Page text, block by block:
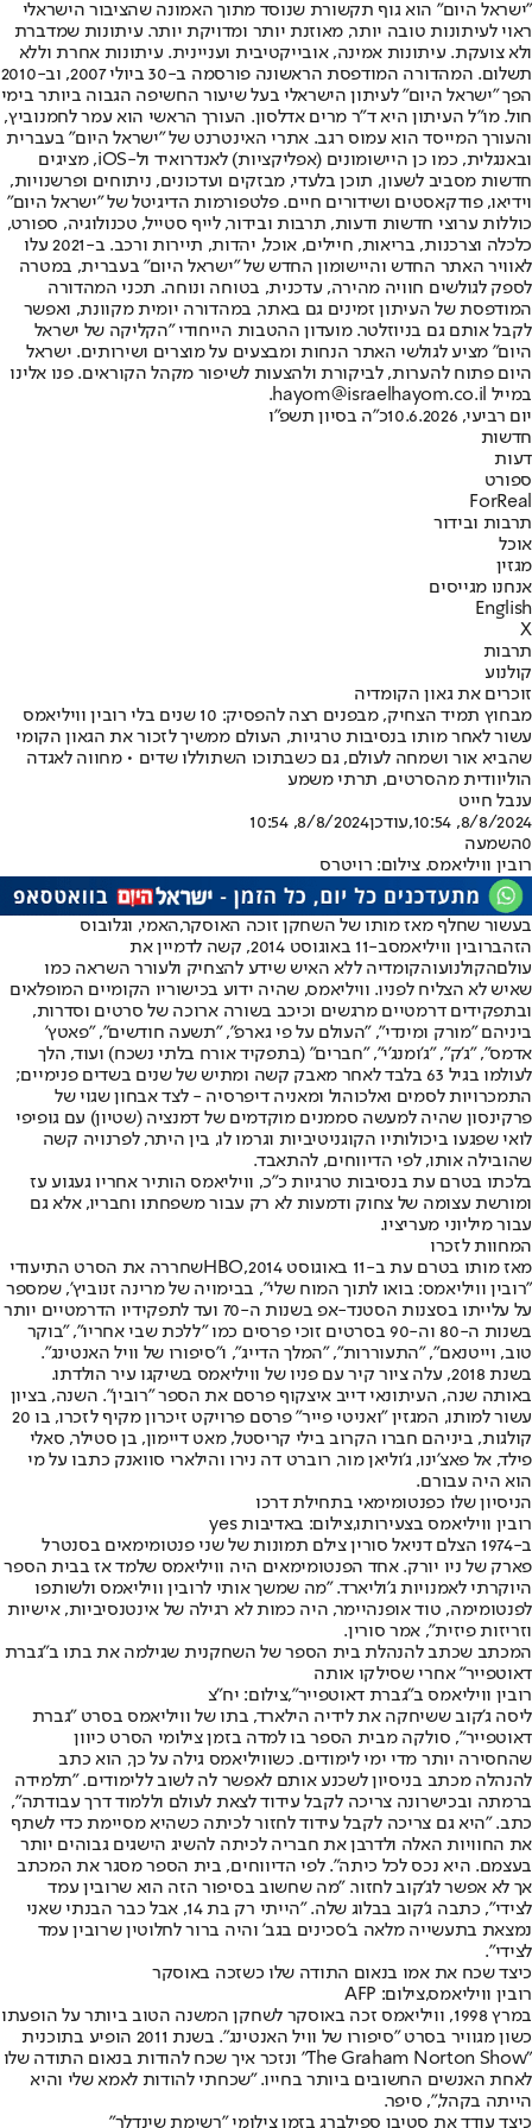
"ישראל היום" הוא גוף תקשורת שנוסד מתוך האמונה שהציבור הישראלי
ראוי לעיתונות טובה יותר, מאוזנת יותר ומדויקת יותר. עיתונות שמדברת
ולא צועקת. עיתונות אמינה, אובייקטיבית ועניינית. עיתונות אחרת וללא
תשלום. המהדורה המודפסת הראשונה פורסמה ב-30 ביולי 2007, וב-2010
הפך "ישראל היום" לעיתון הישראלי בעל שיעור החשיפה הגבוה ביותר בימי
חול. מו"ל העיתון היא ד"ר מרים אדלסון. העורך הראשי הוא עמר לחמנוביץ,
והעורך המייסד הוא עמוס רגב. אתרי האינטרנט של "ישראל היום" בעברית
ובאנגלית, כמו כן היישומונים (אפליקציות) לאנדרואיד ול-iOS, מציגים
חדשות מסביב לשעון, תוכן בלעדי, מבזקים ועדכונים, ניתוחים ופרשנויות,
וידיאו, פודקאסטים ושידורים חיים. פלטפורמות הדיגיטל של "ישראל היום"
כוללות ערוצי חדשות ודעות, תרבות ובידור, לייף סטייל, טכנולוגיה, ספורט,
כלכלה וצרכנות, בריאות, חיילים, אוכל, יהדות, תיירות ורכב. ב-2021 עלו
לאוויר האתר החדש והיישומון החדש של "ישראל היום" בעברית, במטרה
לספק לגולשים חוויה מהירה, עדכנית, בטוחה ונוחה. תכני המהדורה
המודפסת של העיתון זמינים גם באתר, במהדורה יומית מקוונת, ואפשר
לקבל אותם גם בניוזלטר. מועדון ההטבות הייחודי "הקליקה של ישראל
היום" מציע לגולשי האתר הנחות ומבצעים על מוצרים ושירותים. ישראל
היום פתוח להערות, לביקורת ולהצעות לשיפור מקהל הקוראים. פנו אלינו
במייל hayom@israelhayom.co.il.
יום רביעי, 10.6.2026
כ"ה בסיון תשפ"ו
חדשות
דעות
ספורט
ForReal
תרבות ובידור
אוכל
מגזין
אנחנו מגייסים
English
X
תרבות
קולנוע
זוכרים את גאון הקומדיה
מבחוץ תמיד הצחיק, מבפנים רצה להפסיק: 10 שנים בלי רובין וויליאמס
עשור לאחר מותו בנסיבות טרגיות, העולם ממשיך לזכור את הגאון הקומי
שהביא אור ושמחה לעולם, גם כשבתוכו השתוללו שדים • מחווה לאגדה
הוליוודית מהסרטים, תרתי משמע
ענבל חייט
8/8/2024, 10:54
,עודכן8/8/2024, 10:54
0השמעה
רובין וויליאמס. צילום: רויטרס
בעשור שחלף מאז מותו של השחקן זוכה האוסקר,האמי, וגלובוס
הזהברובין וויליאמס
ב-11 באוגוסט 2014, קשה לדמיין את
עולםהקולנועוהקומדיה ללא האיש שידע להצחיק ולעורר השראה כמו
שאיש לא הצליח לפניו. וויליאמס, שהיה ידוע בכישוריו הקומיים המופלאים
ובתפקידים דרמטיים מרגשים וכיכב בשורה ארוכה של סרטים וסדרות,
ביניהם "מורק ומינדי", "העולם על פי גארפ", "תשעה חודשים", "פאטץ'
אדמס", "ג'ק", "ג'ומנג'י", "חברים" (בתפקיד אורח בלתי נשכח) ועוד, הלך
לעולמו בגיל 63 בלבד לאחר מאבק קשה ומתיש של שנים בשדים פנימיים;
התמכרויות לסמים ואלכוהול ומאניה דיפרסיה - לצד אבחון שגוי של
פרקינסון שהיה למעשה סממנים מוקדמים של דמנציה (שטיון) עם גופיפי
לואי שפגעו ביכולותיו הקוגניטיביות וגרמו לו, בין היתר, לפרנויה קשה
שהובילה אותו, לפי הדיווחים, להתאבד.
בלכתו בטרם עת בנסיבות טרגיות כ"כ, וויליאמס הותיר אחריו געגוע עז
ומורשת עצומה של צחוק ודמעות לא רק עבור משפחתו וחבריו, אלא גם
עבור מיליוני מעריציו.
המחוות לזכרו
מאז מותו בטרם עת ב-11 באוגוסט 2014,
HBOשחררה את הסרט התיעודי
"רובין וויליאמס: בואו לתוך המוח שלי", בבימויה של מרינה זנוביץ', שמספר
על עלייתו בסצנות הסטנד-אפ בשנות ה-70 ועד לתפקידיו הדרמטיים יותר
בשנות ה-80 וה-90 בסרטים זוכי פרסים כמו "ללכת שבי אחריו", "בוקר
טוב, וייטנאם", "התעוררות", "המלך הדייג", ו"סיפורו של וויל האנטינג".
בשנת 2018, עלה ציור קיר עם פניו של וויליאמס בשיקגו עיר הולדתו.
באותה שנה, העיתונאי דייב איצקוף פרסם את הספר "רובין". השנה, בציון
עשור למותו, המגזין "ואניטי פייר" פרסם פרויקט זיכרון מקיף לזכרו, בו 20
קולגות, ביניהם חברו הקרוב בילי קריסטל, מאט דיימון, בן סטילר, סאלי
פילד, אל פאצ'ינו, ג'וליאן מור, רוברט דה נירו והילארי סוואנק כתבו על מי
הוא היה עבורם.
הניסיון שלו כפנטומימאי בתחילת דרכו
רובין וויליאמס בצעירותו,צילום: באדיבות yes
ב-1974 הצלם דניאל סורין צילם תמונות של שני פנטומימאים בסנטרל
פארק של ניו יורק. אחד הפנטומימאים היה וויליאמס שלמד אז בבית הספר
היוקרתי לאמנויות ג'וליארד. "מה שמשך אותי לרובין וויליאמס ולשותפו
לפנטומימה, טוד אופנהיימר, היה כמות לא רגילה של אינטנסיביות, אישיות
וזריזות פיזית", אמר סורין.
המכתב שכתב להנהלת בית הספר של השחקנית שגילמה את בתו ב"גברת
דאוטפייר" אחרי שסילקו אותה
רובין וויליאמס ב"גברת דאוטפייר",צילום: יח"צ
ליסה ג'קוב ששיחקה את לידיה הילארד, בתו של וויליאמס בסרט "גברת
דאוטפייר", סולקה מבית הספר בו למדה בזמן צילומי הסרט כיוון
שהחסירה יותר מדי ימי לימודים. כשוויליאמס גילה על כך, הוא כתב
להנהלה מכתב בניסיון לשכנע אותם לאפשר לה לשוב ללימודים. "תלמידה
ברמתה ובכישרונה צריכה לקבל עידוד לצאת לעולם וללמוד דרך עבודתה",
כתב. "היא גם צריכה לקבל עידוד לחזור לכיתה כשהיא מסיימת כדי לשתף
את החוויות האלה ולדרבן את חבריה לכיתה להשיג הישגים גבוהים יותר
בעצמם. היא נכס לכל כיתה". לפי הדיווחים, בית הספר מסגר את המכתב
אך לא אפשר לג'קוב לחזור. "מה שחשוב בסיפור הזה הוא שרובין עמד
לצידי", כתבה ג'קוב בבלוג שלה. "הייתי רק בת 14, אבל כבר הבנתי שאני
נמצאת בתעשייה מלאה ב'סכינים בגב' והיה ברור לחלוטין שרובין עמד
לצידי".
כיצד שכח את אמו בנאום התודה שלו כשזכה באוסקר
רובין וויליאמס,צילום: AFP
במרץ 1998, וויליאמס זכה באוסקר לשחקן המשנה הטוב ביותר על הופעתו
כשון מגוויר בסרט "סיפורו של וויל האנטינג". בשנת 2011 הופיע בתוכנית
"The Graham Norton Show" ונזכר איך שכח להודות בנאום התודה שלו
לאחת האנשים החשובים ביותר בחייו. "שכחתי להודות לאמא שלי והיא
הייתה בקהל,", סיפר.
כיצד עודד את סטיבן ספילברג בזמן צילומי "רשימת שינדלר"